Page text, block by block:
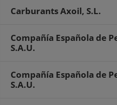
Carburants Axoil, S.L.
Compañía Española de
S.A.U.
Compañía Española de
S.A.U.